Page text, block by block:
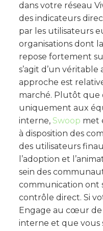
dans votre réseau
des indicateurs
par les utilisateurs
organisations dont
repose fortement
s’agit d’un
approche est
marché. Plutôt que
uniquement aux
interne,Swoop met
à disposition des
des utilisateurs
l’adoption et
sein des
communication ont
contrôle direct. Si
Engage au cœur
interne et que